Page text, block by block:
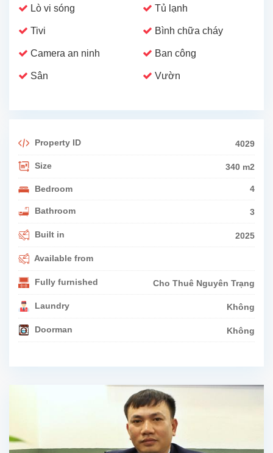
Lò vi sóng Tủ lạnh
Tivi Bình chữa cháy
Camera an ninh Ban công
Sân Vườn
Property ID 4029
Size 340 m2
Bedroom 4
Bathroom 3
Built in 2025
Available from
Fully furnished Cho Thuê Nguyên Trạng
Laundry Không
Doorman Không